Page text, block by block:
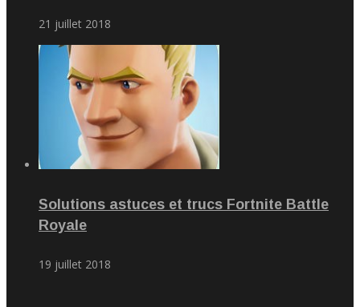
21 juillet 2018
Solutions astuces et trucs Fortnite Battle
Royale
19 juillet 2018